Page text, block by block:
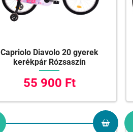
Capriolo Diavolo 20 gyerek
kerékpár Rózsaszín
55 900 Ft